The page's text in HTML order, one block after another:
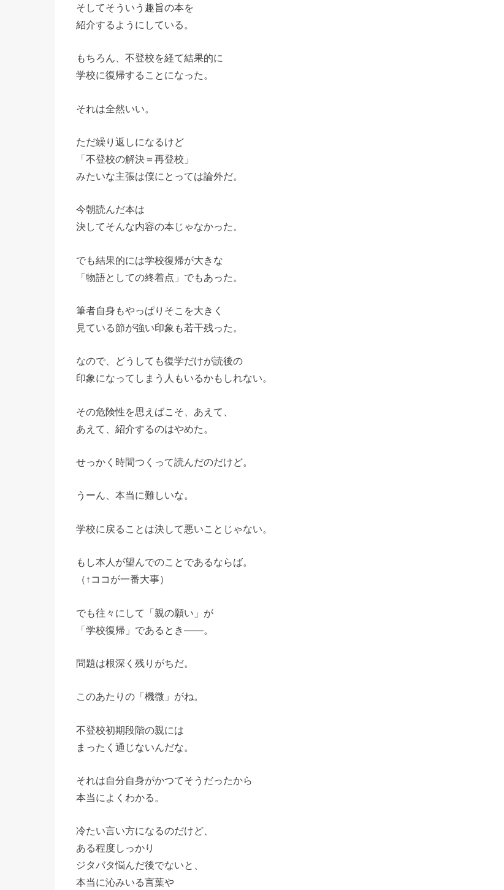
そしてそういう趣旨の本を
紹介するようにしている。
もちろん、不登校を経て結果的に
学校に復帰することになった。
それは全然いい。
ただ繰り返しになるけど
「不登校の解決＝再登校」
みたいな主張は僕にとっては論外だ。
今朝読んだ本は
決してそんな内容の本じゃなかった。
でも結果的には学校復帰が大きな
「物語としての終着点」でもあった。
筆者自身もやっぱりそこを大きく
見ている節が強い印象も若干残った。
なので、どうしても復学だけが読後の
印象になってしまう人もいるかもしれない。
その危険性を思えばこそ、あえて、
あえて、紹介するのはやめた。
せっかく時間つくって読んだのだけど。
うーん、本当に難しいな。
学校に戻ることは決して悪いことじゃない。
もし本人が望んでのことであるならば。
（↑ココが一番大事）
でも往々にして「親の願い」が
「学校復帰」であるとき――。
問題は根深く残りがちだ。
このあたりの「機微」がね。
不登校初期段階の親には
まったく通じないんだな。
それは自分自身がかつてそうだったから
本当によくわかる。
冷たい言い方になるのだけど、
ある程度しっかり
ジタバタ悩んだ後でないと、
本当に沁みいる言葉や